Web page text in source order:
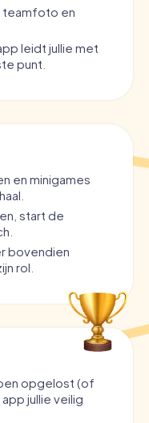
teamfoto en
leidt jullie met
punt.
en minigames
start de
bovendien
rol.
opgelost (of
jullie veilig